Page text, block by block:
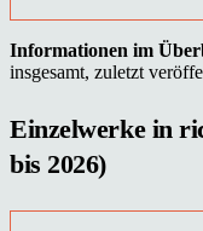
Informationen im
insgesamt, zuletzt
Einzelwerke in
bis 2026)